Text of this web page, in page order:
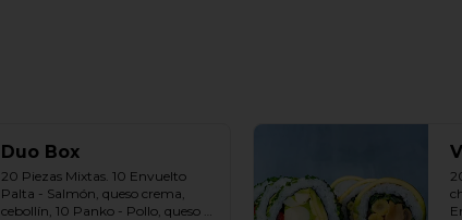
Duo Box
20 Piezas Mixtas. 10 Envuelto
Palta - Salmón, queso crema,
cebollín, 10 Panko - Pollo, queso